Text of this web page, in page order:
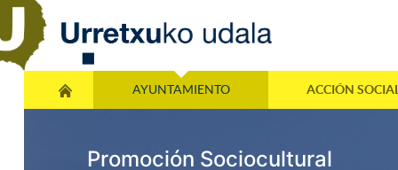
AYUNTAMIENTO ACCIÓN SOCIAL
Promoción Sociocultural